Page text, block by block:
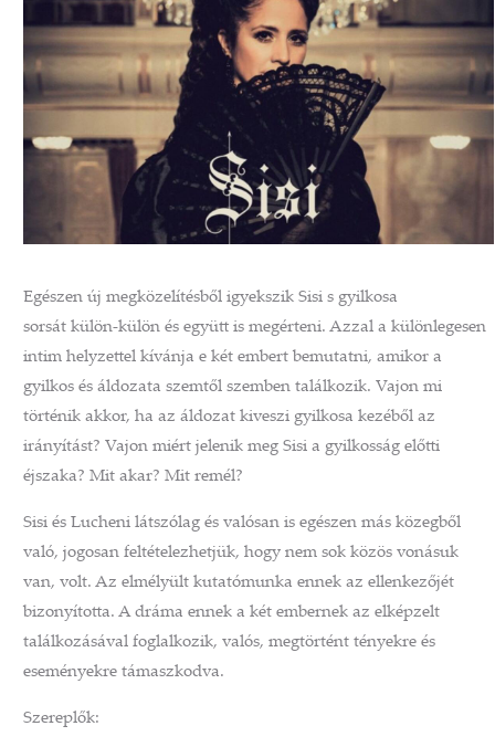
Egészen új megközelítésből igyekszik Sisi s gyilkosa
sorsát külön-külön és együtt is megérteni. Azzal a különlegesen
intim helyzettel kívánja e két embert bemutatni, amikor a
gyilkos és áldozata szemtől szemben találkozik. Vajon mi
történik akkor, ha az áldozat kiveszi gyilkosa kezéből az
irányítást? Vajon miért jelenik meg Sisi a gyilkosság előtti
éjszaka? Mit akar? Mit remél?
Sisi és Lucheni látszólag és valósan is egészen más közegből
való, jogosan feltételezhetjük, hogy nem sok közös vonásuk
van, volt. Az elmélyült kutatómunka ennek az ellenkezőjét
bizonyította. A dráma ennek a két embernek az elképzelt
találkozásával foglalkozik, valós, megtörtént tényekre és
eseményekre támaszkodva.
Szereplők: